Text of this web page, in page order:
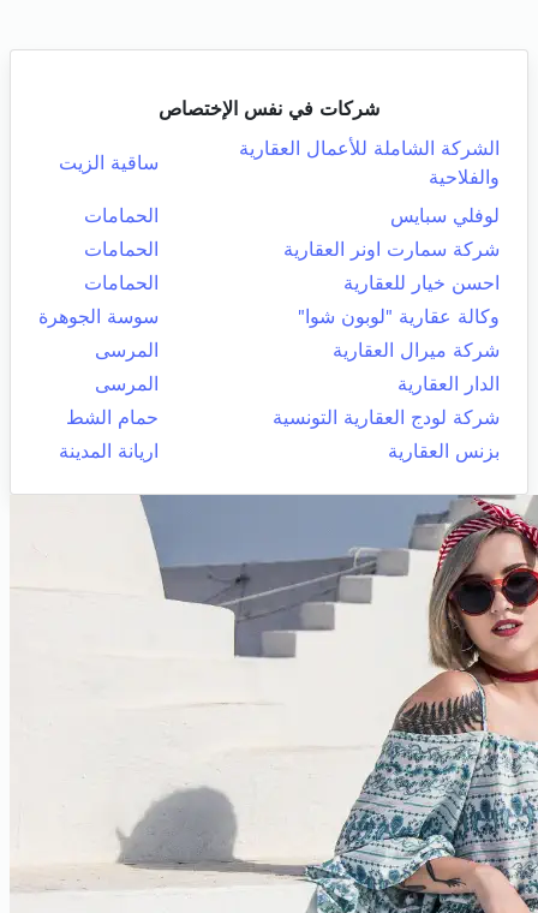
شركات في نفس الإختصاص
الشركة الشاملة للأعمال العقارية
والفلاحية
ساقية الزيت
لوفلي سبايس
الحمامات
شركة سمارت اونر العقارية
الحمامات
احسن خيار للعقارية
الحمامات
وكالة عقارية "لوبون شوا"
سوسة الجوهرة
شركة ميرال العقارية
المرسى
الدار العقارية
المرسى
شركة لودج العقارية التونسية
حمام الشط
بزنس العقارية
اريانة المدينة